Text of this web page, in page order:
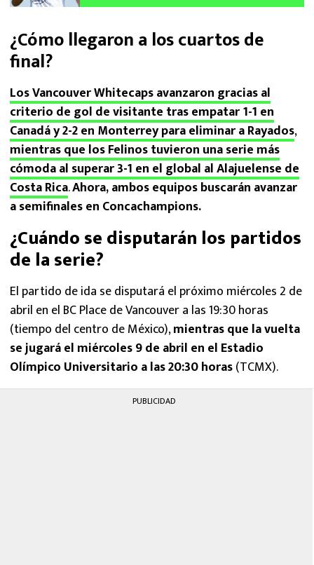
¿Cómo llegaron a los cuartos de
final?
Los Vancouver Whitecaps avanzaron gracias al
criterio de gol de visitante tras empatar 1-1 en
Canadá y 2-2 en Monterrey para eliminar a Rayados,
mientras que los Felinos tuvieron una serie más
cómoda al superar 3-1 en el global al Alajuelense de
Costa Rica.Ahora, ambos equipos buscarán avanzar
a semifinales en Concachampions.
¿Cuándo se disputarán los partidos
de la serie?
El partido de ida se disputará el próximo miércoles 2 de
abril en el BC Place de Vancouver a las 19:30 horas
(tiempo del centro de México),mientras que la vuelta
se jugará el miércoles 9 de abril en el Estadio
Olímpico Universitario a las 20:30 horas(TCMX).
PUBLICIDAD